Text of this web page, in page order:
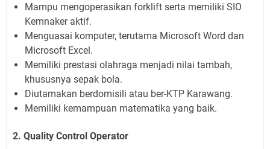
Mampu mengoperasikan forklift serta memiliki SIO
Kemnaker aktif.
Menguasai komputer, terutama Microsoft Word dan
Microsoft Excel.
Memiliki prestasi olahraga menjadi nilai tambah,
khususnya sepak bola.
Diutamakan berdomisili atau ber-KTP Karawang.
Memiliki kemampuan matematika yang baik.
2. Quality Control Operator